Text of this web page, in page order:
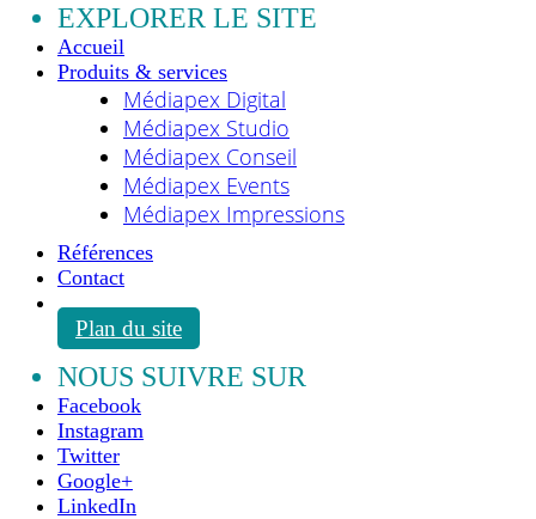
EXPLORER LE SITE
Accueil
Produits & services
Médiapex Digital
Médiapex Studio
Médiapex Conseil
Médiapex Events
Médiapex Impressions
Références
Contact
Plan du site
NOUS SUIVRE SUR
Facebook
Instagram
Twitter
Google+
LinkedIn